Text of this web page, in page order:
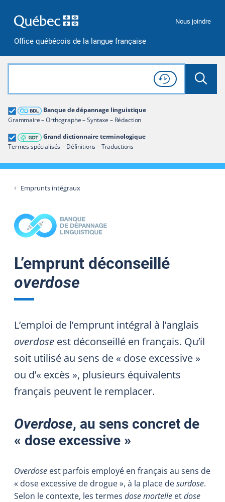
Office québécois de la langue française
Nous joindre
Rechercher dans tout le site
Lancer
Consulter l'
Historique
de recherche
Banque de dépannage linguistique
Grammaire – Orthographe – Syntaxe – Rédaction
Grand dictionnaire terminologique
Termes spécialisés – Définitions – Traductions
Grand dictionnaire terminologique
Restreindre aux termes
Emprunts intégraux
L’emprunt déconseillé
overdose
L’emploi de l’emprunt intégral à l’anglais
overdose est déconseillé en français. Qu’il
soit utilisé au sens de « dose excessive »
ou d’« excès », plusieurs équivalents
français peuvent le remplacer.
Overdose, au sens concret de
« dose excessive »
Overdose est parfois employé en français au sens de
« dose excessive de drogue », à la place desurdose.
Selon le contexte, les termes dose mortelle etdose